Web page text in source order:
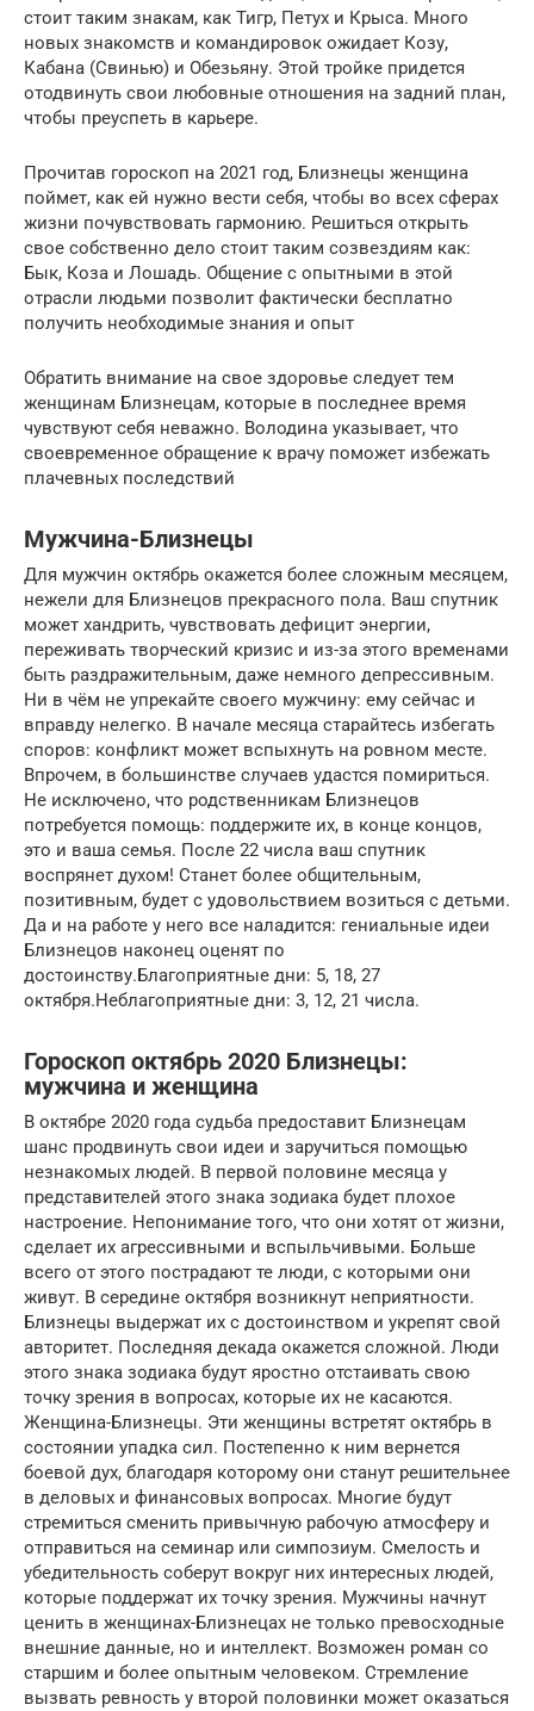
стоит таким знакам, как Тигр, Петух и Крыса. Много
новых знакомств и командировок ожидает Козу,
Кабана (Свинью) и Обезьяну. Этой тройке придется
отодвинуть свои любовные отношения на задний план,
чтобы преуспеть в карьере.
Прочитав гороскоп на 2021 год, Близнецы женщина
поймет, как ей нужно вести себя, чтобы во всех сферах
жизни почувствовать гармонию. Решиться открыть
свое собственно дело стоит таким созвездиям как:
Бык, Коза и Лошадь. Общение с опытными в этой
отрасли людьми позволит фактически бесплатно
получить необходимые знания и опыт
Обратить внимание на свое здоровье следует тем
женщинам Близнецам, которые в последнее время
чувствуют себя неважно. Володина указывает, что
своевременное обращение к врачу поможет избежать
плачевных последствий
Мужчина-Близнецы
Для мужчин октябрь окажется более сложным месяцем,
нежели для Близнецов прекрасного пола. Ваш спутник
может хандрить, чувствовать дефицит энергии,
переживать творческий кризис и из-за этого временами
быть раздражительным, даже немного депрессивным.
Ни в чём не упрекайте своего мужчину: ему сейчас и
вправду нелегко. В начале месяца старайтесь избегать
споров: конфликт может вспыхнуть на ровном месте.
Впрочем, в большинстве случаев удастся помириться.
Не исключено, что родственникам Близнецов
потребуется помощь: поддержите их, в конце концов,
это и ваша семья. После 22 числа ваш спутник
воспрянет духом! Станет более общительным,
позитивным, будет с удовольствием возиться с детьми.
Да и на работе у него все наладится: гениальные идеи
Близнецов наконец оценят по
достоинству.Благоприятные дни: 5, 18, 27
октября.Неблагоприятные дни: 3, 12, 21 числа.
Гороскоп октябрь 2020 Близнецы:
мужчина и женщина
В октябре 2020 года судьба предоставит Близнецам
шанс продвинуть свои идеи и заручиться помощью
незнакомых людей. В первой половине месяца у
представителей этого знака зодиака будет плохое
настроение. Непонимание того, что они хотят от жизни,
сделает их агрессивными и вспыльчивыми. Больше
всего от этого пострадают те люди, с которыми они
живут. В середине октября возникнут неприятности.
Близнецы выдержат их с достоинством и укрепят свой
авторитет. Последняя декада окажется сложной. Люди
этого знака зодиака будут яростно отстаивать свою
точку зрения в вопросах, которые их не касаются.
Женщина-Близнецы. Эти женщины встретят октябрь в
состоянии упадка сил. Постепенно к ним вернется
боевой дух, благодаря которому они станут решительнее
в деловых и финансовых вопросах. Многие будут
стремиться сменить привычную рабочую атмосферу и
отправиться на семинар или симпозиум. Смелость и
убедительность соберут вокруг них интересных людей,
которые поддержат их точку зрения. Мужчины начнут
ценить в женщинах-Близнецах не только превосходные
внешние данные, но и интеллект. Возможен роман со
старшим и более опытным человеком. Стремление
вызвать ревность у второй половинки может оказаться